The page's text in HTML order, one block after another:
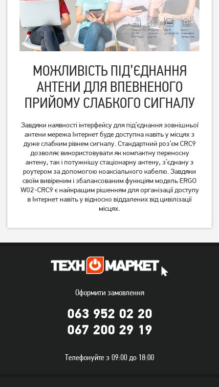
4G / 3G USB Wi-Fi-роутер
Ergo W02-CRC
1 349грн
Немає в наявності
МОЖЛИВІСТЬ ПІД’ЄДНАННЯ
АНТЕНИ ДЛЯ ВПЕВНЕНОГО
ПРИЙОМУ СЛАБКОГО СИГНАЛУ
Завдяки наявності інтерфейсу для під’єднання зовнішньої
антени мережа Інтернет буде доступна навіть у місцях з
дуже слабким рівнем сигналу. Стандартний роз’єм CRC9
дозволяє використовувати як компактну переносну
антену, так і потужнішу стаціонарну антену, з’єднану з
роутером за допомогою коаксіального кабелю. Завдяки
своїм вивіреним і збалансованим функціям модель ERGO
W02-CRC9 є найкращим рішенням для організації доступу
в Інтернет навіть у відносно віддалених від цивілізації
місцях.
Оформити замовлення
063 952 02 20
067 200 29 19
Телефонуйте з 09:00 до 18:00